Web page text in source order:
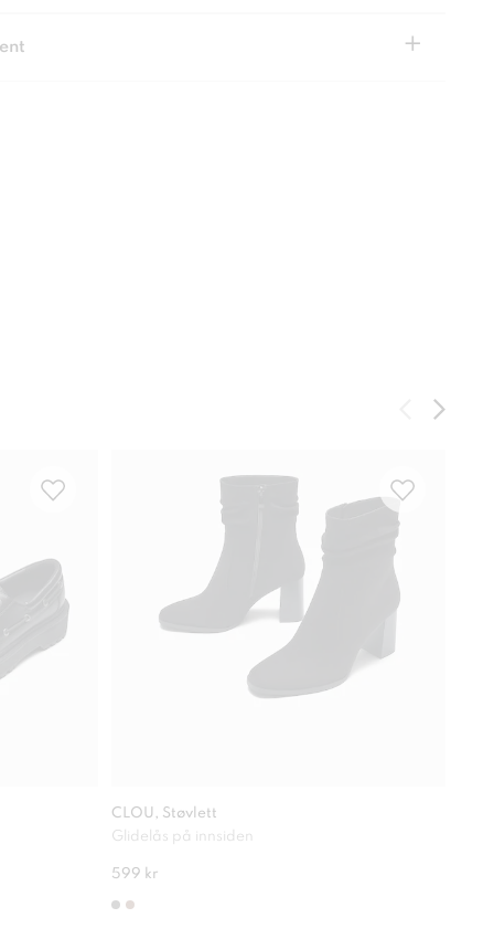
+
CLOU, Støvlett
Glidelås på innsiden
599 kr